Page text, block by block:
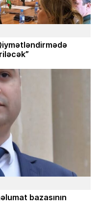
bazasının